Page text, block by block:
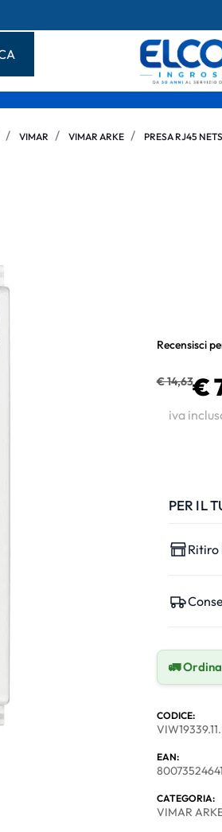
VIMAR VIMAR ARKE PRESA RJ45
Recensisci
€ 14,63€
iva
PER IL
Ritiro
🚛
CODICE:
EAN:
CATEGORIA:
VIMAR